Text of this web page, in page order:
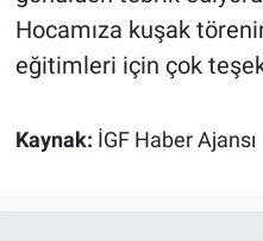
Hocamıza kuşak
eğitimleri için çok
Kaynak: İGF Haber Ajansı